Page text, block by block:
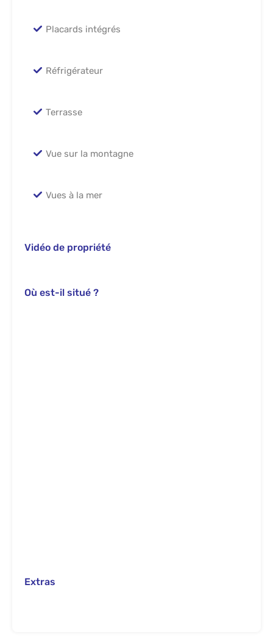
Placards intégrés
Réfrigérateur
Terrasse
Vue sur la montagne
Vues à la mer
Vidéo de propriété
Où est-il situé ?
Extras